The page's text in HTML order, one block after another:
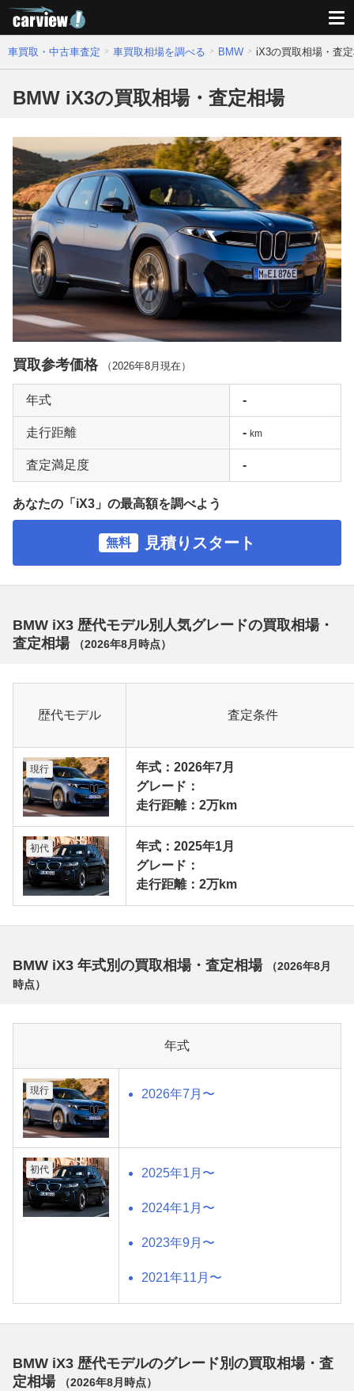
車買取・中古車査定 車買取相場を調べる BMW iX3の買取相場・査
BMW iX3の買取相場・査定相場
買取参考価格 （ 2026年8月 現在）
年式 -
走行距離 - km
査定満足度 -
あなたの「iX3」の最高額を調べよう
無料 見積りスタート
BMW iX3 歴代モデル別人気グレードの買取相場・
査定相場
（2026年8月 時点）
歴代モデル 査定条件
現行
年式：2026年7月
グレード：
走行距離：2万km
初代
年式：2025年1月
グレード：
走行距離：2万km
BMW iX3 年式別の買取相場・査定相場 （2026年8月
時点）
年式
現行 2026年7月〜
初代 2025年1月〜
2024年1月〜
2023年9月〜
2021年11月〜
BMW iX3 歴代モデルのグレード別の買取相場・査
定相場
（2026年8月 時点）